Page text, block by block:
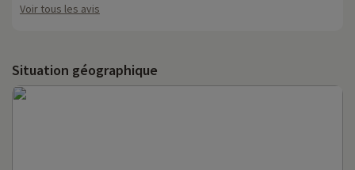
Voir tous les avis
Situation géographique